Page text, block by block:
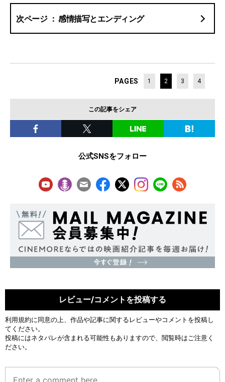
感情描写とエンディング
PAGES 1 2 3 4
この記事をシェア
公式SNSをフォロー
レビュー/コメントを投稿する
利用規約に同意の上、作品や記事に関するレビューやコメントを投稿し
てください。
投稿にはネタバレが含まれる可能性もありますので、閲覧時はご注意く
ださい。